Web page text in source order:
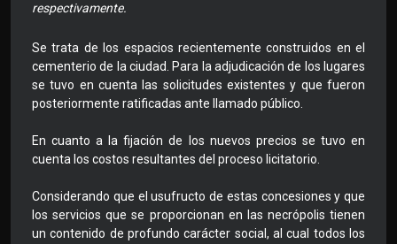
respectivamente.
Se trata de los espacios recientemente construidos en el
cementerio de la ciudad. Para la adjudicación de los lugares
se tuvo en cuenta las solicitudes existentes y que fueron
posteriormente ratificadas ante llamado público.
En cuanto a la fijación de los nuevos precios se tuvo en
cuenta los costos resultantes del proceso licitatorio.
Considerando que el usufructo de estas concesiones y que
los servicios que se proporcionan en las necrópolis tienen
un contenido de profundo carácter social, al cual todos los